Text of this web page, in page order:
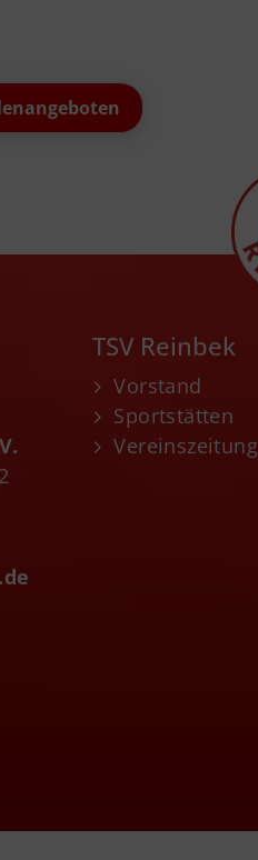
TSV Reinbek
Vorstand
Sportstätten
Vereinszeitung